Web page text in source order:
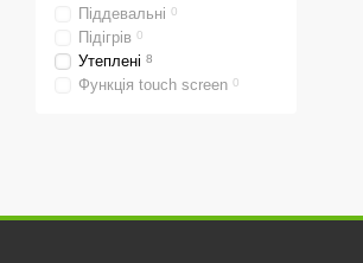
Піддевальні 0
Підігрів 0
Утеплені 8
Функція touch screen 0